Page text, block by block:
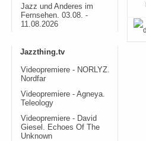
Jazz und Anderes im
Fernsehen. 03.08. -
11.08.2026
Jazzthing.tv
Videopremiere - NORLYZ.
Nordfar
Videopremiere - Agneya.
Teleology
Videopremiere - David
Giesel. Echoes Of The
Unknown